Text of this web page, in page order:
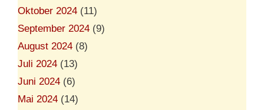
Oktober 2024 (11)
September 2024 (9)
August 2024 (8)
Juli 2024 (13)
Juni 2024 (6)
Mai 2024 (14)